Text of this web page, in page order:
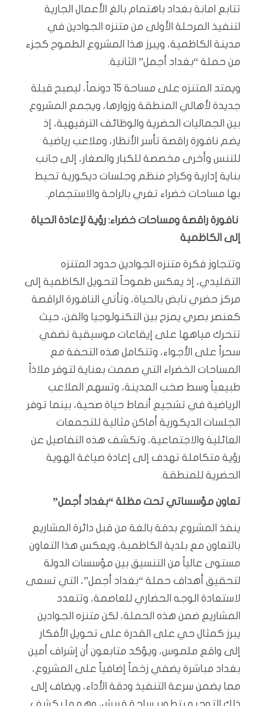
تتابع امانة بغداد باهتمام بالغ الأعمال الجارية
لتنفيذ المرحلة الأولى من متنزه الجوادين في
مدينة الكاظمية، ويبرز هذا المشروع الطموح كجزء
من حملة “بغداد أجمل” الثانية.
ويمتد المتنزه على مساحة 15 دونماً، ليصبح قبلة
جديدة لأهالي المنطقة وزوارها، ويجمع المشروع
بين الجماليات الحضرية والوظائف الترفيهية، إذ
يضم نافورة راقصة تأسر الأنظار، وملاعب رياضية
للتنس وأخرى مخصصة للكبار والصغار، إلى جانب
بناية إدارية وكراج منظم وجلسات ديكورية تحيط
بها مساحات خضراء تغري بالراحة والاستجمام.
نافورة راقصة ومساحات خضراء: رؤية لإعادة الحياة
إلى الكاظمية
وتتجاوز فكرة متنزه الجوادين حدود المتنزه
التقليدي، إذ يعكس طموحاً لتحويل الكاظمية إلى
مركز حضري نابض بالحياة، وتأتي النافورة الراقصة
كعنصر بصري يمزج بين التكنولوجيا والفن، حيث
تتحرك مياهها على إيقاعات موسيقية تضفي
سحراً على الأجواء، وتتكامل هذه التحفة مع
المساحات الخضراء التي صممت بعناية لتوفر ملاذاً
طبيعياً وسط صخب المدينة، وتسهم الملاعب
الرياضية في تشجيع أنماط حياة صحية، بينما توفر
الجلسات الديكورية أماكن مثالية للتجمعات
العائلية والاجتماعية، وتكشف هذه التفاصيل عن
رؤية متكاملة تهدف إلى إعادة صياغة الهوية
الحضرية للمنطقة.
تعاون مؤسساتي تحت مظلة “بغداد أجمل”
ينفذ المشروع بدقة بالغة من قبل دائرة المشاريع
بالتعاون مع بلدية الكاظمية، ويعكس هذا التعاون
مستوى عالياً من التنسيق بين مؤسسات الدولة
لتحقيق أهداف حملة “بغداد أجمل”، التي تسعى
لاستعادة الوجه الحضاري للعاصمة، وتتعدد
المشاريع ضمن هذه الحملة، لكن متنزه الجوادين
يبرز كمثال حي على القدرة على تحويل الأفكار
إلى واقع ملموس، ويؤكد متابعون أن إشراف أمين
بغداد مباشرة يضفي زخماً إضافياً على المشروع،
مما يضمن سرعة التنفيذ ودقة الأداء، ويضاف إلى
ذلك التوجيه بتطوير ساحة قريش، وهو ما يكشف